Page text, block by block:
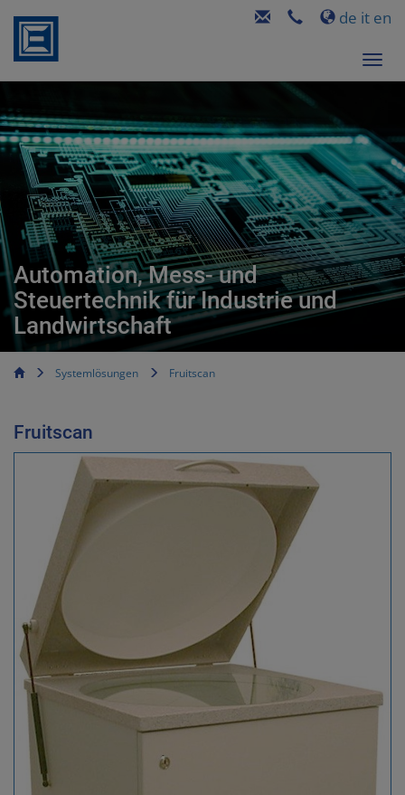
de it en
Automation, Mess- und
Steuertechnik für Industrie und
Landwirtschaft
Systemlösungen Fruitscan
Fruitscan